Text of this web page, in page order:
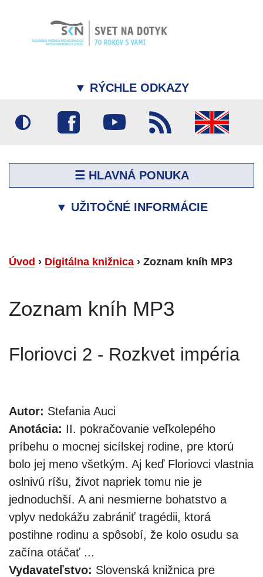
▼ RÝCHLE ODKAZY
☰ HLAVNÁ PONUKA
▼ UŽITOČNÉ INFORMÁCIE
Úvod › Digitálna knižnica › Zoznam kníh MP3
Zoznam kníh MP3
Floriovci 2 - Rozkvet impéria
Autor: Stefania Auci
Anotácia: II. pokračovanie veľkolepého
príbehu o mocnej sicílskej rodine, pre ktorú
bolo jej meno všetkým. Aj keď Floriovci vlastnia
oslnivú ríšu, život napriek tomu nie je
jednoduchší. A ani nesmierne bohatstvo a
vplyv nedokážu zabrániť tragédii, ktorá
postihne rodinu a spôsobí, že kolo osudu sa
začína otáčať ...
Vydavateľstvo: Slovenská knižnica pre